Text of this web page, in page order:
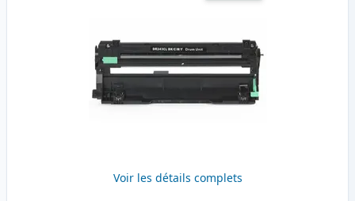
Voir les détails complets